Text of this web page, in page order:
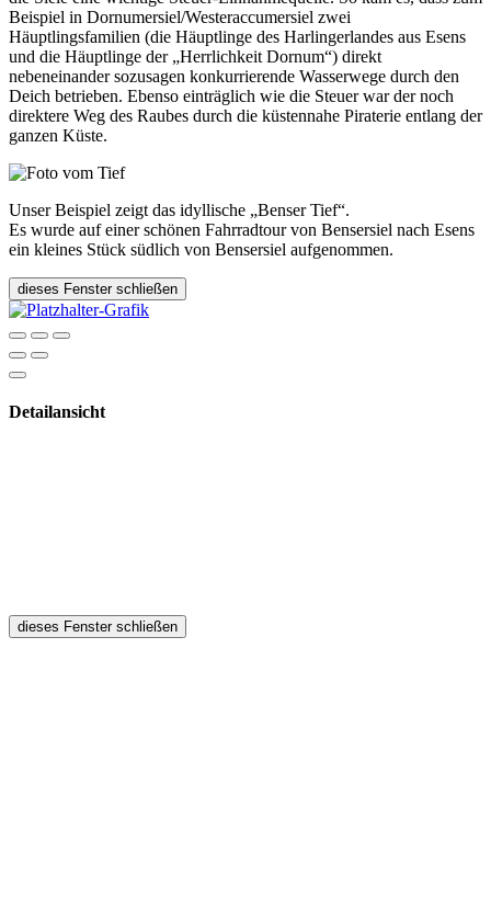
Beispiel in Dornumersiel/Westeraccumersiel zwei
Häuptlingsfamilien (die Häuptlinge des Harlingerlandes aus Esens
und die Häuptlinge der „Herrlichkeit Dornum“) direkt
nebeneinander sozusagen konkurrierende Wasserwege durch den
Deich betrieben. Ebenso einträglich wie die Steuer war der noch
direktere Weg des Raubes durch die küstennahe Piraterie entlang der
ganzen Küste.
Unser Beispiel zeigt das idyllische „Benser Tief“.
Es wurde auf einer schönen Fahrradtour von Bensersiel nach Esens
ein kleines Stück südlich von Bensersiel aufgenommen.
dieses Fenster schließen
Detailansicht
dieses Fenster schließen